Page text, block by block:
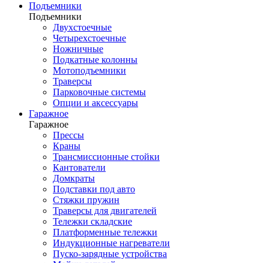
Подъемники
Подъемники
Двухстоечные
Четырехстоечные
Ножничные
Подкатные колонны
Мотоподъемники
Траверсы
Парковочные системы
Опции и аксессуары
Гаражное
Гаражное
Прессы
Краны
Трансмиссионные стойки
Кантователи
Домкраты
Подставки под авто
Стяжки пружин
Траверсы для двигателей
Тележки складские
Платформенные тележки
Индукционные нагреватели
Пуско-зарядные устройства